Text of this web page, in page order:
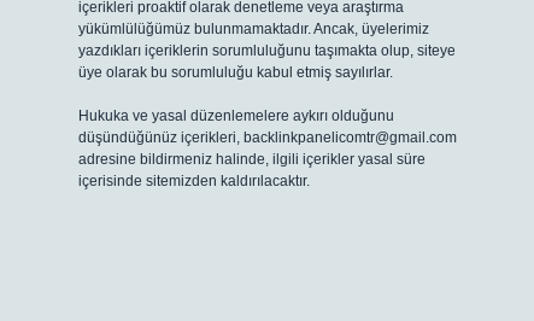
içerikleri proaktif olarak denetleme veya araştırma
yükümlülüğümüz bulunmamaktadır. Ancak, üyelerimiz
yazdıkları içeriklerin sorumluluğunu taşımakta olup, siteye
üye olarak bu sorumluluğu kabul etmiş sayılırlar.
Hukuka ve yasal düzenlemelere aykırı olduğunu
düşündüğünüz içerikleri, backlinkpanelicomtr@gmail.com
adresine bildirmeniz halinde, ilgili içerikler yasal süre
içerisinde sitemizden kaldırılacaktır.